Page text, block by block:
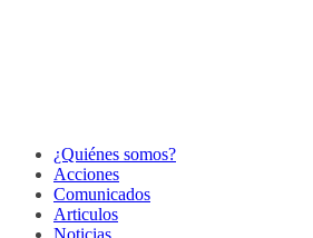
¿Quiénes somos?
Acciones
Comunicados
Articulos